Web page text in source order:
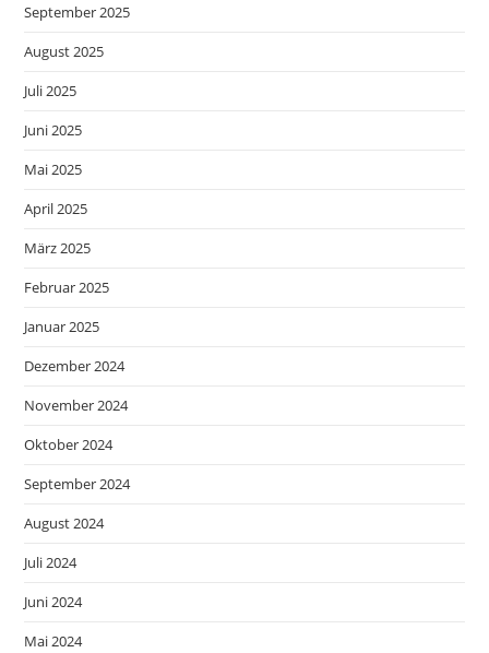
September 2025
August 2025
Juli 2025
Juni 2025
Mai 2025
April 2025
März 2025
Februar 2025
Januar 2025
Dezember 2024
November 2024
Oktober 2024
September 2024
August 2024
Juli 2024
Juni 2024
Mai 2024